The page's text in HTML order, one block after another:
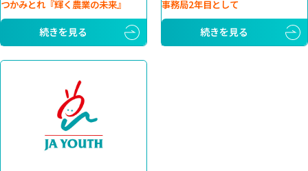
つかみとれ『輝く農業の未来』
続きを見る
事務局2年目として
続きを見る